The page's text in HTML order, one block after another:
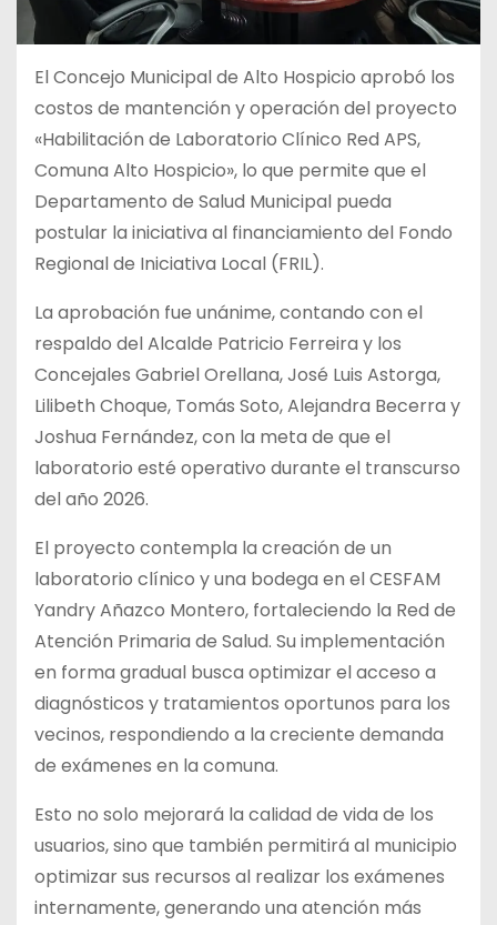
El Concejo Municipal de Alto Hospicio aprobó los
costos de mantención y operación del proyecto
«Habilitación de Laboratorio Clínico Red APS,
Comuna Alto Hospicio», lo que permite que el
Departamento de Salud Municipal pueda
postular la iniciativa al financiamiento del Fondo
Regional de Iniciativa Local (FRIL).
La aprobación fue unánime, contando con el
respaldo del Alcalde Patricio Ferreira y los
Concejales Gabriel Orellana, José Luis Astorga,
Lilibeth Choque, Tomás Soto, Alejandra Becerra y
Joshua Fernández, con la meta de que el
laboratorio esté operativo durante el transcurso
del año 2026.
El proyecto contempla la creación de un
laboratorio clínico y una bodega en el CESFAM
Yandry Añazco Montero, fortaleciendo la Red de
Atención Primaria de Salud. Su implementación
en forma gradual busca optimizar el acceso a
diagnósticos y tratamientos oportunos para los
vecinos, respondiendo a la creciente demanda
de exámenes en la comuna.
Esto no solo mejorará la calidad de vida de los
usuarios, sino que también permitirá al municipio
optimizar sus recursos al realizar los exámenes
internamente, generando una atención más